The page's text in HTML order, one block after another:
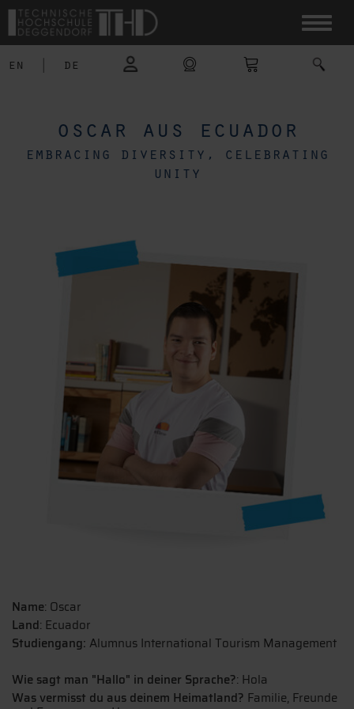
en de
oscar aus ecuador
embracing diversity, celebrating
unity
Name: Oscar
Land: Ecuador
Studiengang: Alumnus International Tourism Management
Wie sagt man "Hallo" in deiner Sprache?: Hola
Was vermisst du aus deinem Heimatland? Familie, Freunde